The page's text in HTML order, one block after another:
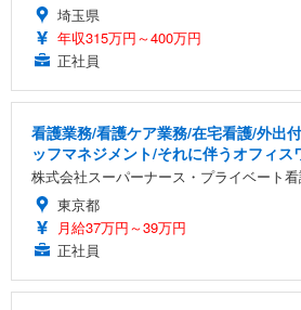
埼玉県
年収315万円～400万円
正社員
看護業務/看護ケア業務/在宅看護/外出
ッフマネジメント/それに伴うオフィス
株式会社スーパーナース・プライベート
東京都
月給37万円～39万円
正社員